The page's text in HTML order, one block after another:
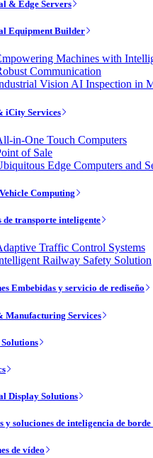
& Edge Servers
Equipment Builder
Machines with
Communication
Vision AI Inspection in
iCity Services
in-One Touch Computers
of Sale
Edge Computers and
Computing
de transporte inteligente
Traffic Control Systems
Railway Safety Solution
Embebidas y servicio de rediseño
Manufacturing Services
Display Solutions
y soluciones de inteligencia de
de vídeo